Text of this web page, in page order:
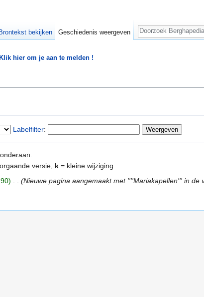
Klik hier om je aan te melden !
Labelfilter:
versie, k = kleine wijziging
(Nieuwe pagina aangemaakt met ''''Mariakapellen''' in de
Brontekst bekijken Geschiedenis weergeven
Zoeken